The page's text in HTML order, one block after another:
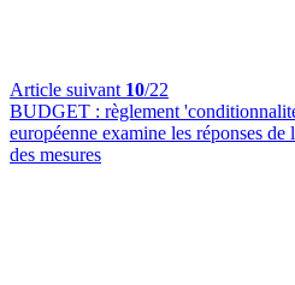
Article suivant 10/22
BUDGET : règlement
européenne examine les réponses
des mesures